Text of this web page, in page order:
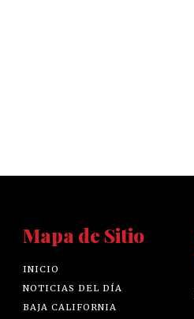
Mapa de Sitio
INICIO
NOTICIAS DEL DÍA
BAJA CALIFORNIA